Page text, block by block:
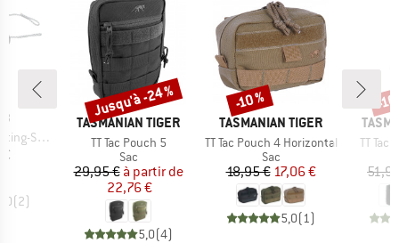
Set QR
(2)
MARQUE
TASMANIAN TIGER
Article
TT Tac Pouch 5
Product group
Sac
Prix
29,95 € Prix réduit
à partir de
22,76 €
5,0(4)
Remise
Jusqu'à -24 %
MARQUE
TASMANIAN TIGER
Article
TT Tac Pouch 4 Horizontal
Product group
Sac
Prix
18,95 €Prix réduit
17,06 €
5,0(1)
Remise
-10 %
Article
TT Tac
-